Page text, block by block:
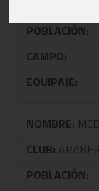
POBLACIÓN:
CAMPO:
EQUIPAJE:
NOMBRE:
CLUB:
POBLACIÓN: